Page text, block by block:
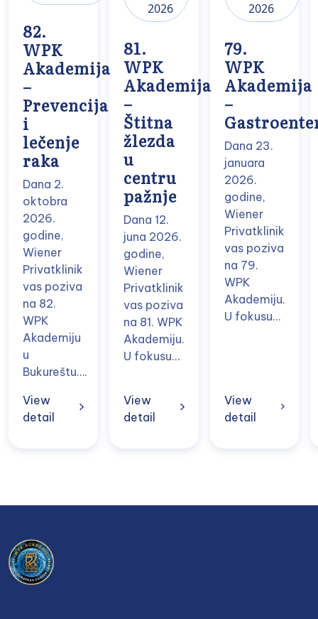
82.
WPK
Akademija
–
Prevencija
i
lečenje
raka
Dana 2.
oktobra
2026.
godine,
Wiener
Privatklinik
vas poziva
na 82.
WPK
Akademiju
u
Bukureštu….
View
detail
2026
81.
WPK
Akademija
–
Štitna
žlezda
u
centru
pažnje
Dana 12.
juna 2026.
godine,
Wiener
Privatklinik
vas poziva
na 81. WPK
Akademiju.
U fokusu…
View
detail
2026
79.
WPK
Akademija
–
Dana 23.
januara
2026.
godine,
Wiener
Privatklinik
vas poziva
na 79.
WPK
Akademiju.
U fokusu…
View
detail